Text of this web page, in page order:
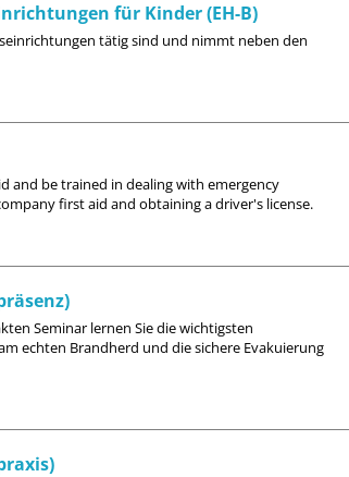
für Kinder (EH-B)
tätig sind und nimmt neben den
and be trained in dealing with emergency
first aid and obtaining a driver's license.
Seminar lernen Sie die wichtigsten
echten Brandherd und die sichere Evakuierung